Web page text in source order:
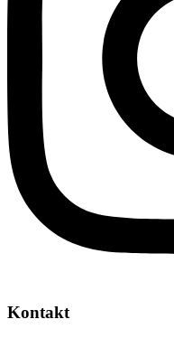
Kontakt